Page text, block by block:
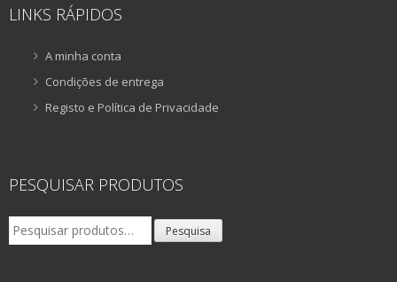
LINKS RÁPIDOS
A minha conta
Condições de entrega
Registo e Política de Privacidade
PESQUISAR PRODUTOS
Pesquisar
por:
Pesquisa